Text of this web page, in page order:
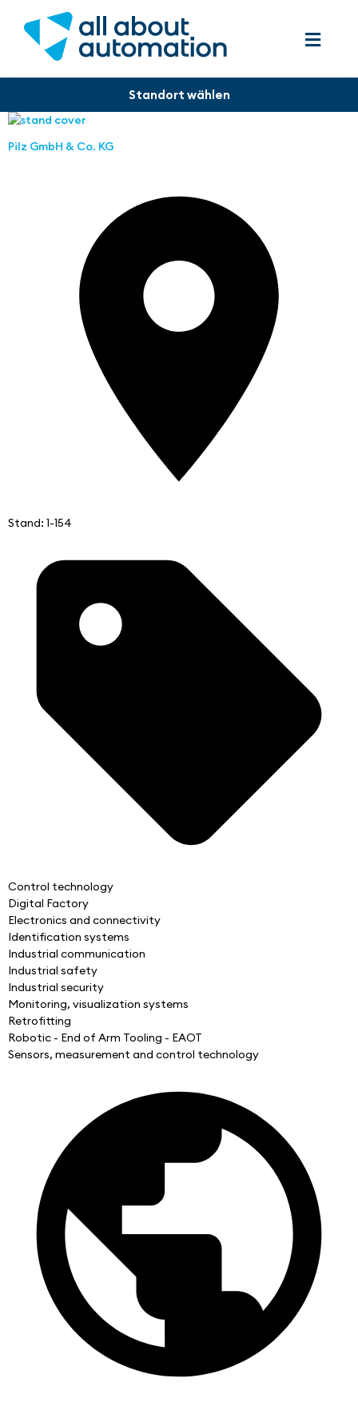
Pilz GmbH & Co. KG
Stand: 1-154
Control technology
Digital Factory
Electronics and connectivity
Identification systems
Industrial communication
Industrial safety
Industrial security
Monitoring, visualization systems
Retrofitting
Robotic - End of Arm Tooling - EAOT
Sensors, measurement and control technology